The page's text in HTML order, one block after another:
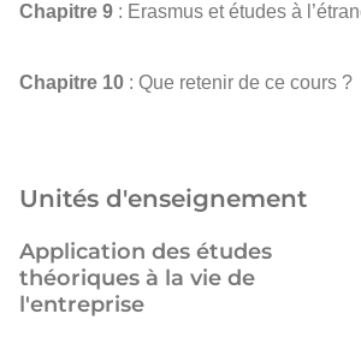
Chapitre 9 : Erasmus et études à
Chapitre 10 : Que retenir de ce cours ?
Unités d'enseignement
Application des études
théoriques à la vie de
l'entreprise